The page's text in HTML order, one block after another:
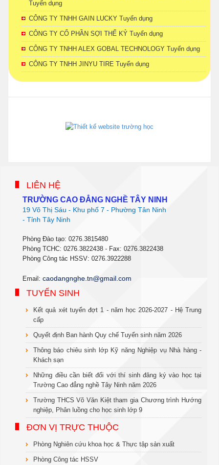
Tuyển dụng
CÔNG TY TNHH GAIN LUCKY Tuyển dụng
CÔNG TY CỔ PHẦN SỢI THẾ KỶ Tuyển dụng
CÔNG TY TNHH ALEX GOBAL TECHNOLOGY Tuyển dụng
CÔNG TY TNHH JINYU TIRE Tuyển dụng
LIÊN HỆ
TRƯỜNG CAO ĐẲNG NGHỀ TÂY NINH
19 Võ Thị Sáu - Khu phố 7 - Phường Tân Ninh
- Tỉnh Tây Ninh
Phòng Đào tạo: 0276.3815480
Phòng TCHC: 0276.3822438 - Fax: 0276.3822438
Phòng Công tác HSSV: 0276.3922288
Email: caodangnghe.tn@gmail.com
TUYỂN SINH
Kết quả xét tuyển đợt 1 - năm học 2026-2027 - Hệ Trung
cấp
Quyết định Ban hành Quy chế Tuyển sinh năm 2026
Thông báo chiêu sinh lớp Kỹ năng Nghiệp vụ Nhà hàng -
Khách sạn
Những điều cần biết đối với thí sinh đăng ký vào học tại
Trường Cao đẳng nghề Tây Ninh năm 2026
Trường THCS Võ Văn Kiệt tham gia Chương trình Hướng
nghiệp, Phân luồng cho học sinh lớp 9
ĐƠN VỊ TRỰC THUỘC
Phòng Nghiên cứu khoa học & Thực tập sản xuất
Phòng Công tác HSSV